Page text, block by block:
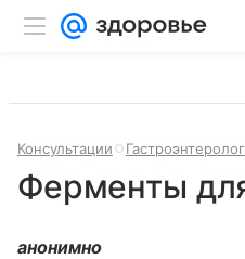
Консультации
Ферменты
анонимно